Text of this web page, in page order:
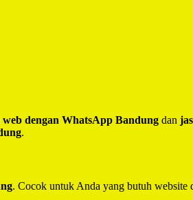
dengan WhatsApp Bandung dan
.
. Cocok untuk Anda yang butuh website